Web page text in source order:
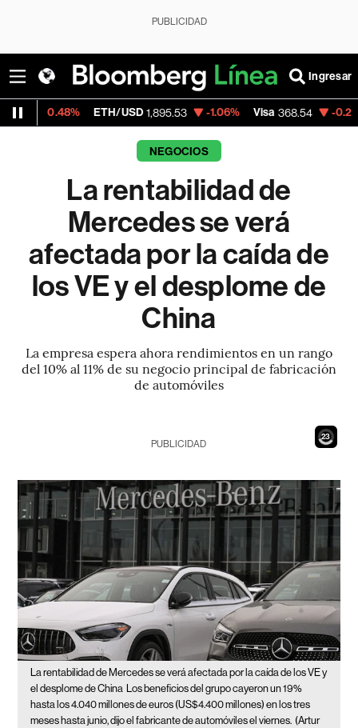
PUBLICIDAD
Ingresar
ETH/USD 1,895.53 -1.06% Visa 368.54 -0.28%
NEGOCIOS
La rentabilidad de
Mercedes se verá
afectada por la caída de
los VE y el desplome de
China
La empresa espera ahora rendimientos en un rango
del 10% al 11% de su negocio principal de fabricación
de automóviles
21
PUBLICIDAD
La rentabilidad de Mercedes se verá afectada por la caída de los VE y
el desplome de China Los beneficios del grupo cayeron un 19%
hasta los 4.040 millones de euros (US$4.400 millones) en los tres
meses hasta junio, dijo el fabricante de automóviles el viernes. (Artur